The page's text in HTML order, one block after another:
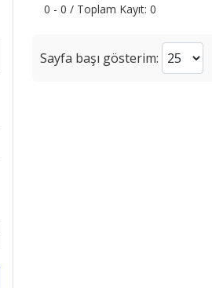
0 - 0 / Toplam Kayıt: 0
Sayfa başı gösterim: